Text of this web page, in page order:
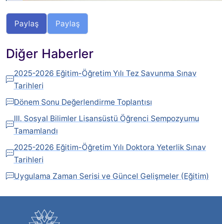
Paylaş Paylaş
Diğer Haberler
2025-2026 Eğitim-Öğretim Yılı Tez Savunma Sınav
Tarihleri
Dönem Sonu Değerlendirme Toplantısı
III. Sosyal Bilimler Lisansüstü Öğrenci Sempozyumu
Tamamlandı
2025-2026 Eğitim-Öğretim Yılı Doktora Yeterlik Sınav
Tarihleri
Uygulama Zaman Serisi ve Güncel Gelişmeler (Eğitim)